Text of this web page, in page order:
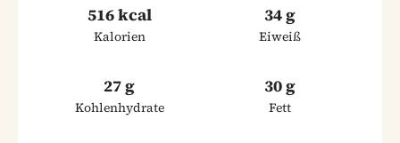
516 kcal
Kalorien
34 g
Eiweiß
27 g
Kohlenhydrate
30 g
Fett